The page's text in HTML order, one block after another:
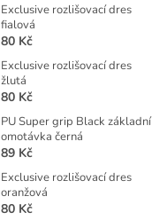
Exclusive rozlišovací dres
fialová
80 Kč
Exclusive rozlišovací dres
žlutá
80 Kč
PU Super grip Black základní
omotávka černá
89 Kč
Exclusive rozlišovací dres
oranžová
80 Kč